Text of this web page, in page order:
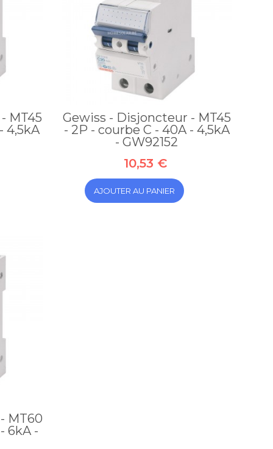
MT45
4,5kA
Gewiss - Disjoncteur - MT45
- 2P - courbe C - 40A - 4,5kA
- GW92152
10,53 €
AJOUTER AU PANIER
MT60
6kA -